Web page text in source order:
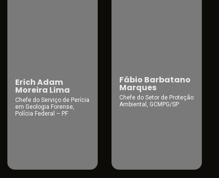
Erich Adam
Moreira Lima
Chefe do Serviço de Perícia
em Geologia Forense,
Polícia Federal – PF
Fábio Barbatano
Marques
Chefe do Setor de Proteção
Ambiental, GCMPG/SP